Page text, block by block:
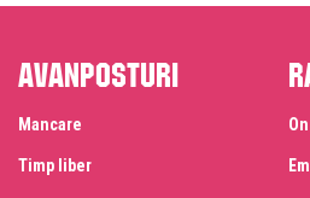
Avanposturi
Mancare
Timp liber